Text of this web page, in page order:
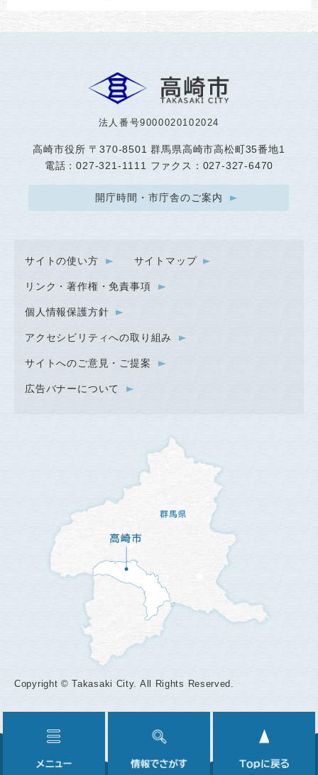
法人番号9000020102024
高崎市役所 〒370-8501 群馬県高崎市高松町35番地1
電話：027-321-1111 ファクス：027-327-6470
開庁時間・市庁舎のご案内
サイトの使い方 サイトマップ
リンク・著作権・免責事項
個人情報保護方針
アクセシビリティへの取り組み
サイトへのご意見・ご提案
広告バナーについて
Copyright © Takasaki City. All Rights Reserved.